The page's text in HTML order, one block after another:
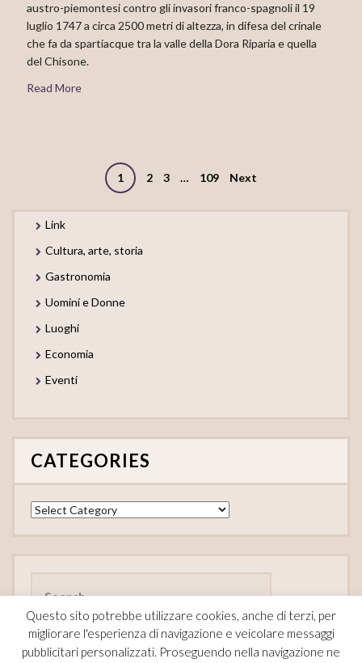
austro-piemontesi contro gli invasori franco-spagnoli il 19
luglio 1747 a circa 2500 metri di altezza, in difesa del crinale
che fa da spartiacque tra la valle della Dora Riparia e quella
del Chisone.
Read More
navigation
1 2 3 … 109 Next
Link
Cultura, arte, storia
Gastronomia
Uomini e Donne
Luoghi
Economia
Eventi
CATEGORIES
Categories
Questo sito potrebbe utilizzare cookies, anche di terzi, per
migliorare l'esperienza di navigazione e veicolare messaggi
pubblicitari personalizzati. Proseguendo nella navigazione ne